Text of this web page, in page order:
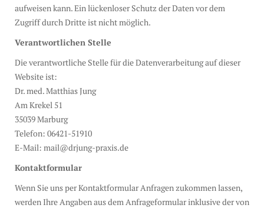
aufweisen kann. Ein lückenloser Schutz der Daten vor dem
Zugriff durch Dritte ist nicht möglich.
Verantwortlichen Stelle
Die verantwortliche Stelle für die Datenverarbeitung auf dieser
Website ist:
Dr. med. Matthias Jung
Am Krekel 51
35039 Marburg
Telefon: 06421-51910
E-Mail: mail@drjung-praxis.de
Kontaktformular
Wenn Sie uns per Kontaktformular Anfragen zukommen lassen,
werden Ihre Angaben aus dem Anfrageformular inklusive der von